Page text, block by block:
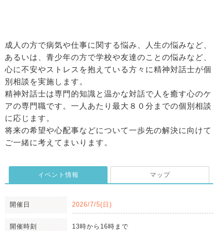
成人の方で病気や仕事に関する悩み、人生の悩みなど、
あるいは、青少年の方で学校や友達のことの悩みなど、
心に不安やストレスを抱えている方々に精神対話士が個
別相談を実施します。
精神対話士は専門的知識と温かな対話で人を癒す心のケ
アの専門職です。一人あたり最大８０分までの個別相談
に応じます。
将来の希望や心配事などについて一歩先の解決に向けて
ご一緒に考えてまいります。
イベント情報 マップ
開催日 2026/7/5(日)
開催時刻 13時から16時まで